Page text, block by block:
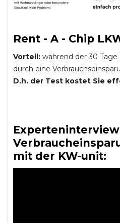
Rent - A - Chip
Vorteil: während der 30
durch eine
D.h. der Test kostet Sie
mit der KW-unit: